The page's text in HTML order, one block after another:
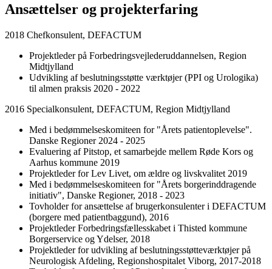
Ansættelser og projekterfaring
2018 Chefkonsulent, DEFACTUM
Projektleder på Forbedringsvejlederuddannelsen, Region
Midtjylland
Udvikling af beslutningsstøtte værktøjer (PPI og Urologika)
til almen praksis 2020 - 2022
2016 Specialkonsulent, DEFACTUM, Region Midtjylland
Med i bedømmelseskomiteen for "Årets patientoplevelse".
Danske Regioner 2024 - 2025
Evaluering af Pitstop, et samarbejde mellem Røde Kors og
Aarhus kommune 2019
Projektleder for Lev Livet, om ældre og livskvalitet 2019
Med i bedømmelseskomiteen for "Årets borgerinddragende
initiativ", Danske Regioner, 2018 - 2023
Tovholder for ansættelse af brugerkonsulenter i DEFACTUM
(borgere med patientbaggund), 2016
Projektleder Forbedringsfællesskabet i Thisted kommune
Borgerservice og Ydelser, 2018
Projektleder for udvikling af beslutningsstøtteværktøjer på
Neurologisk Afdeling, Regionshospitalet Viborg, 2017-2018